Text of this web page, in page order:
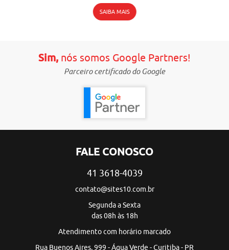
SAIBA MAIS
Sim,nós somos Google Partners!
Parceiro certificado do Google
FALE CONOSCO
41 3618-4039
contato@sites10.com.br
Segunda a Sexta
das 08h às 18h
Atendimento com horário marcado
Rua Buenos Aires, 999 - Água Verde - Curitiba - PR